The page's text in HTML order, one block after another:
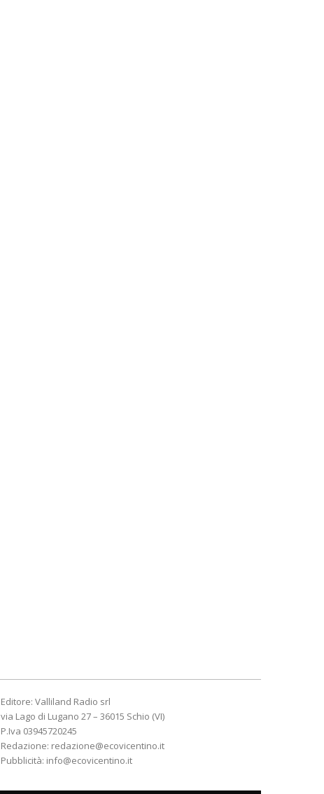
Editore: Valliland Radio srl
via Lago di Lugano 27 – 36015 Schio (VI)
P.Iva 03945720245
Redazione: redazione@ecovicentino.it
Pubblicità: info@ecovicentino.it